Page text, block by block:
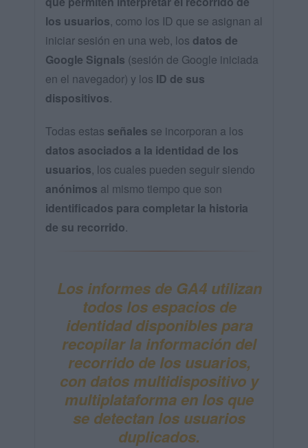
los usuarios, como los ID que se asignan al
iniciar sesión en una web, los datos de
Google Signals (sesión de Google iniciada
en el navegador) y los ID de sus
dispositivos.
Todas estas señales se incorporan a los
datos asociados a la identidad de los
usuarios, los cuales pueden seguir siendo
anónimos al mismo tiempo que son
identificados para completar la historia
de su recorrido.
Los informes de GA4 utilizan
todos los espacios de
identidad disponiblespara
recopilar la información del
recorrido de los usuarios,
con datos multidispositivo y
multiplataforma en los que
se detectan los usuarios
duplicados.